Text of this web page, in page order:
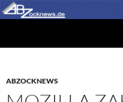
Zum
Inhalt
ABZOCKNEWS